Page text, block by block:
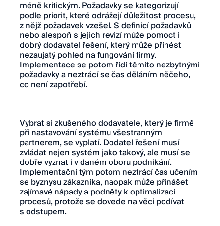
méně kritickým. Požadavky se kategorizují
podle priorit, které odrážejí důležitost procesu,
z nějž požadavek vzešel. S definicí požadavků
nebo alespoň s jejich revizí může pomoct i
dobrý dodavatel řešení, který může přinést
nezaujatý pohled na fungování firmy.
Implementace se potom řídí těmito nezbytnými
požadavky a neztrácí se čas děláním něčeho,
co není zapotřebí.
Vybrat si zkušeného dodavatele, který je firmě
při nastavování systému všestranným
partnerem, se vyplatí. Dodatel řešení musí
zvládat nejen systém jako takový, ale musí se
dobře vyznat i v daném oboru podnikání.
Implementační tým potom neztrácí čas učením
se byznysu zákazníka, naopak může přinášet
zajímavé nápady a podněty k optimalizaci
procesů, protože se dovede na věci podívat
s odstupem.